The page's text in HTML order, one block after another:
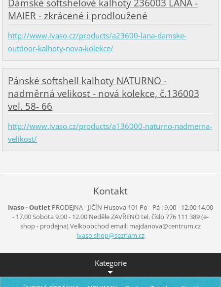
Dámské softshelové kalhoty 236003 LANA -
MAIER - zkrácené i prodloužené
http://www.ivaso.cz/products/a23600-lana-damske-
outdoor-kalhoty-nova-kolekce/
Pánské softshell kalhoty NATURNO -
nadměrná velikost - nová kolekce, č.136003
vel. 58- 66
http://www.ivaso.cz/products/a136000-naturno-nadmerna-
velikost/
Kontakt
Ivaso - Outlet PRODEJNA - JIČÍN Husova 101 Po - Pá :9.00 - 12.00 14.00
- 17.00Sobota 9.00 - 12.00 NeděleZAVŘENOtel. číslo 776 111 389(e-
shop - prodejna)Velkoobchod email: majdanova@centrum.cz
ivaso.shop@seznam.cz
Kategorie